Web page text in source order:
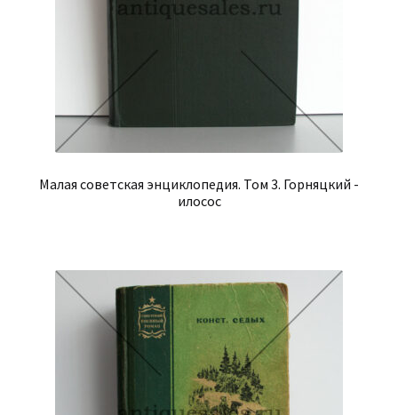
Малая советская энциклопедия. Том 3. Горняцкий -
илосос